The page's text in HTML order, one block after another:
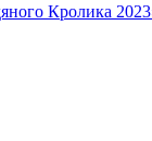
Кролика